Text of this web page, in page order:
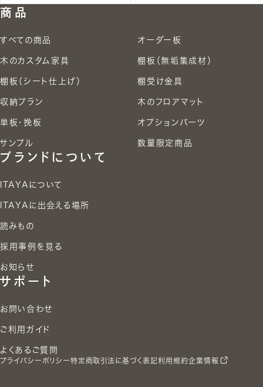
商品
すべての商品 オーダー板
木のカスタム家具 棚板（無垢集成材）
棚板（シート仕上げ） 棚受け金具
収納プラン 木のフロアマット
単板・挽板 オプションパーツ
サンプル 数量限定商品
ブランドについて
ITAYAについて
ITAYAに出会える場所
読みもの
採用事例を見る
お知らせ
サポート
お問い合わせ
ご利用ガイド
よくあるご質問
プライバシーポリシー特定商取引法に基づく表記利用規約 企業情報